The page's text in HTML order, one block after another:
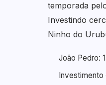
temporada
Investindo
Ninho do
João Pedro:
Investimento